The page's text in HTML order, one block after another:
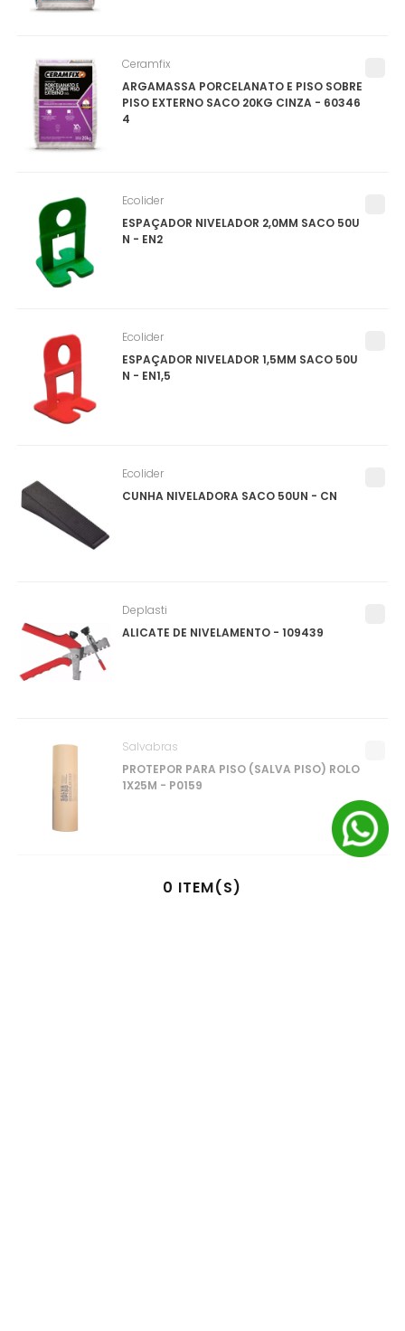
ARGAMASSA PORCELANATO E PISO SOBRE
PISO EXTERNO SACO 20KG CINZA - 60346
4
Ceramfix
ESPAÇADOR NIVELADOR 2,0MM SACO 50U
N - EN2
Ecolider
ESPAÇADOR NIVELADOR 1,5MM SACO 50U
N - EN1,5
Ecolider
CUNHA NIVELADORA SACO 50UN - CN
Ecolider
ALICATE DE NIVELAMENTO - 109439
Deplasti
PROTEPOR PARA PISO (SALVA PISO) ROLO
1X25M - P0159
Salvabras
0 ITEM(S)